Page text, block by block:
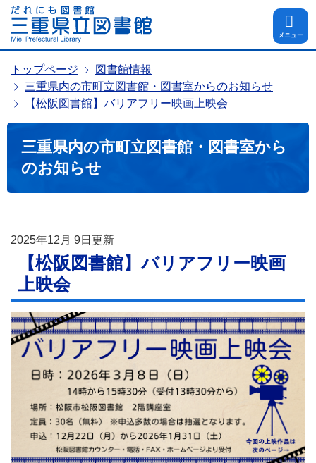
メニュー
トップページ
図書館情報
三重県内の市町立図書館・図書室からのお知らせ
【松阪図書館】バリアフリー映画上映会
三重県内の市町立図書館・図書室から
のお知らせ
2025年12月 9日 更新
【松阪図書館】バリアフリー映画
上映会